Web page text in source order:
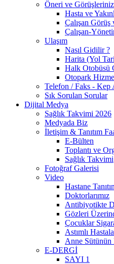
Öneri ve Görüşleriniz
Hasta ve
Çalışan Görüş
Çalışan-
Ulaşım
Nasıl Gidilir ?
Harita (Yol
Halk Otobüsü
Otopark
Telefon / Faks - Kep
Sık Sorulan Sorular
Dijital Medya
Sağlık Takvimi 2026
Medyada Biz
İletişim & Tanıtım
E-Bülten
Toplantı ve
Sağlık Takvimi
Fotoğraf Galerisi
Video
Hastane
Doktorlarımız
Antibiyotikte
Gözleri
Çocuklar
Astımlı
Anne Sütünün
E-DERGİ
SAYI 1